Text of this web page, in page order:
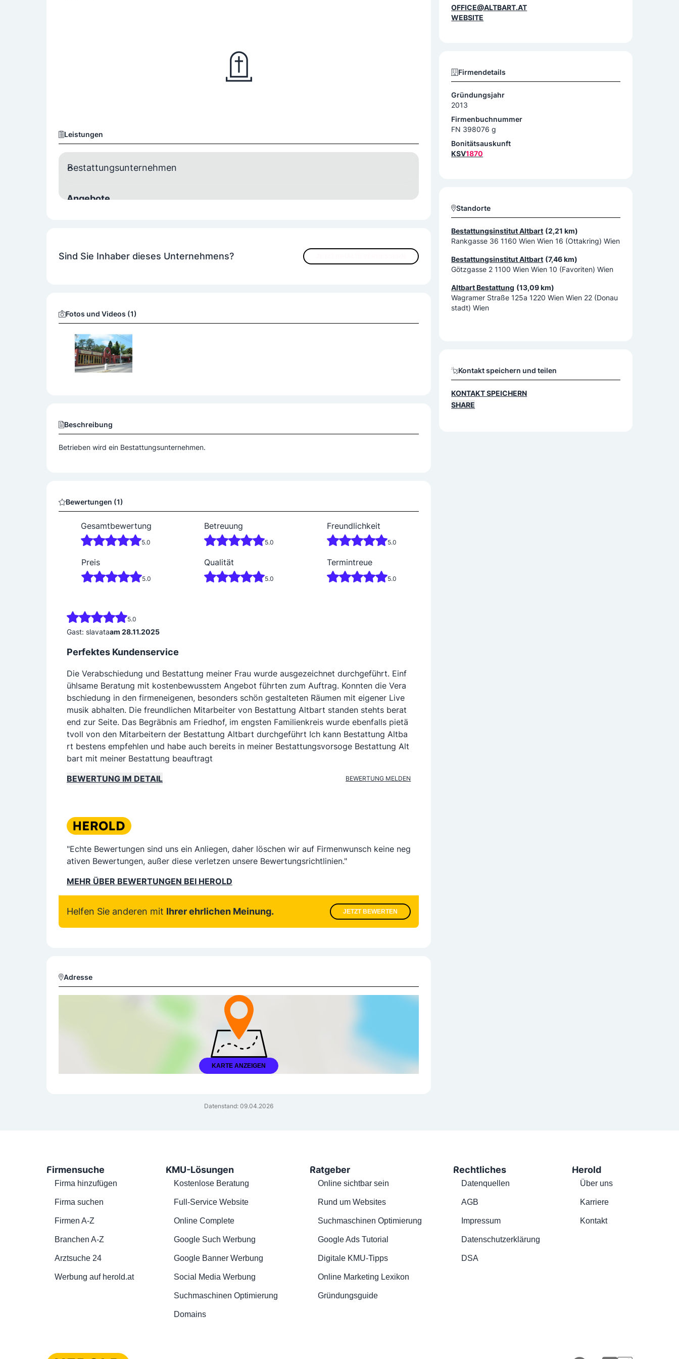
Leistungen
Bestattungsunternehmen
Angebote
Seebestattungen
Sind Sie Inhaber dieses Unternehmens?
Fotos und Videos (1)
Beschreibung
Betrieben wird ein Bestattungsunternehmen.
Bewertungen (1)
Gesamtbewertung
5.0
Betreuung
5.0
Freundlichkeit
5.0
Preis
5.0
Qualität
5.0
Termintreue
5.0
5.0
Gast: slavataam 28.11.2025
Perfektes Kundenservice
Die Verabschiedung und Bestattung meiner Frau wurde ausgezeichnet durchgeführt. Einf
ühlsame Beratung mit kostenbewusstem Angebot führten zum Auftrag. Konnten die Vera
bschiedung in den firmeneigenen, besonders schön gestalteten Räumen mit eigener Live
musik abhalten. Die freundlichen Mitarbeiter von Bestattung Altbart standen stehts berat
end zur Seite. Das Begräbnis am Friedhof, im engsten Familienkreis wurde ebenfalls pietä
tvoll von den Mitarbeitern der Bestattung Altbart durchgeführt Ich kann Bestattung Altba
rt bestens empfehlen und habe auch bereits in meiner Bestattungsvorsoge Bestattung Alt
bart mit meiner Bestattung beauftragt
BEWERTUNG IM DETAIL
BEWERTUNG MELDEN
"Echte Bewertungen sind uns ein Anliegen, daher löschen wir auf Firmenwunsch keine neg
ativen Bewertungen, außer diese verletzen unsere Bewertungsrichtlinien."
MEHR ÜBER BEWERTUNGEN BEI HEROLD
Helfen Sie anderen mit Ihrer ehrlichen Meinung. JETZT BEWERTEN
Adresse
KARTE ANZEIGEN
Datenstand: 09.04.2026
OFFICE@ALTBART.AT
WEBSITE
Firmendetails
Gründungsjahr
2013
Firmenbuchnummer
FN 398076 g
Bonitätsauskunft
KSV1870
Standorte
Bestattungsinstitut Altbart (2,21 km)
Rankgasse 36 1160 Wien Wien 16 (Ottakring) Wien
Bestattungsinstitut Altbart (7,46 km)
Götzgasse 2 1100 Wien Wien 10 (Favoriten) Wien
Altbart Bestattung (13,09 km)
Wagramer Straße 125a 1220 Wien Wien 22 (Donau
stadt) Wien
Kontakt speichern und teilen
KONTAKT SPEICHERN
SHARE
Firmensuche
Firma hinzufügen
Firma suchen
Firmen A-Z
Branchen A-Z
Arztsuche 24
Werbung auf herold.at
KMU-Lösungen
Kostenlose Beratung
Full-Service Website
Online Complete
Google Such Werbung
Google Banner Werbung
Social Media Werbung
Suchmaschinen Optimierung
Domains
Ratgeber
Online sichtbar sein
Rund um Websites
Suchmaschinen Optimierung
Google Ads Tutorial
Digitale KMU-Tipps
Online Marketing Lexikon
Gründungsguide
Rechtliches
Datenquellen
AGB
Impressum
Datenschutzerklärung
DSA
Herold
Über uns
Karriere
Kontakt